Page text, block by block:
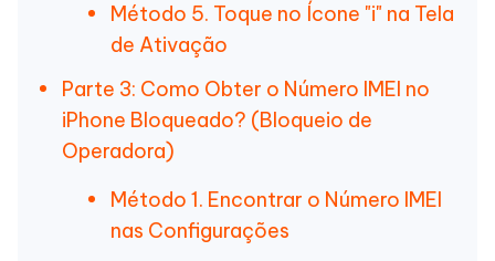
Método 5. Toque no Ícone "i" na Tela
de Ativação
Parte 3: Como Obter o Número IMEI no
iPhone Bloqueado? (Bloqueio de
Operadora)
Método 1. Encontrar o Número IMEI
nas Configurações